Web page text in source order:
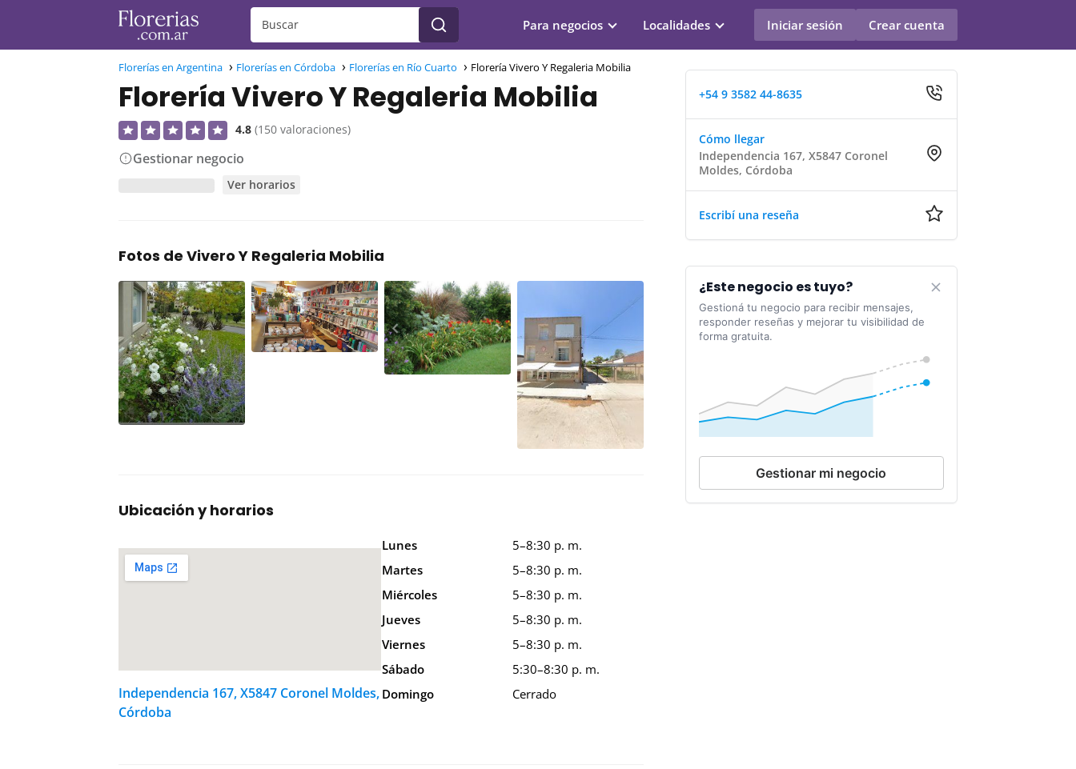
Para negocios Localidades Iniciar sesión Crear cuenta
Florerías en Argentina Florerías en Córdoba Florerías en Río Cuarto Florería Vivero Y Regaleria Mobilia
Florería Vivero Y Regaleria Mobilia
4.8 (150 valoraciones)
Gestionar negocio
Ver horarios
Fotos de Vivero Y Regaleria Mobilia
Ubicación y horarios
Independencia 167, X5847 Coronel Moldes,
Córdoba
Lunes
5–8:30 p. m.
Martes
5–8:30 p. m.
Miércoles
5–8:30 p. m.
Jueves
5–8:30 p. m.
Viernes
5–8:30 p. m.
Sábado
5:30–8:30 p. m.
Domingo
Cerrado
+54 9 3582 44-8635
Cómo llegar
Independencia 167, X5847 Coronel
Moldes, Córdoba
Escribí una reseña
¿Este negocio es tuyo?
Gestioná tu negocio para recibir mensajes,
responder reseñas y mejorar tu visibilidad de
forma gratuita.
Gestionar mi negocio